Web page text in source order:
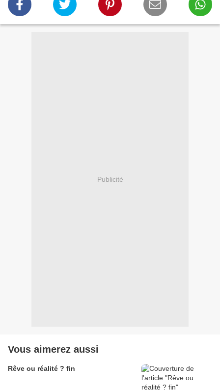
Publicité
Vous aimerez aussi
Rêve ou réalité ? fin